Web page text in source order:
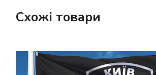
Схожі товари